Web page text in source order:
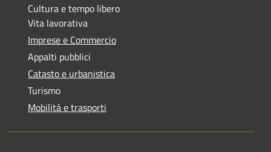
Cultura e tempo libero
Vita lavorativa
Imprese e Commercio
Appalti pubblici
Catasto e urbanistica
Turismo
Mobilità e trasporti